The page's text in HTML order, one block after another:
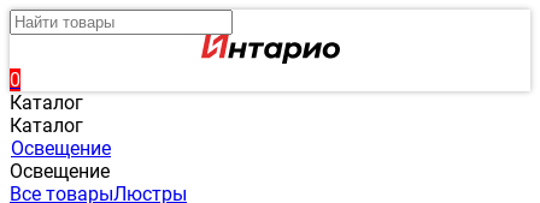
0
Каталог
Каталог
Освещение
Освещение
Все товарыЛюстры